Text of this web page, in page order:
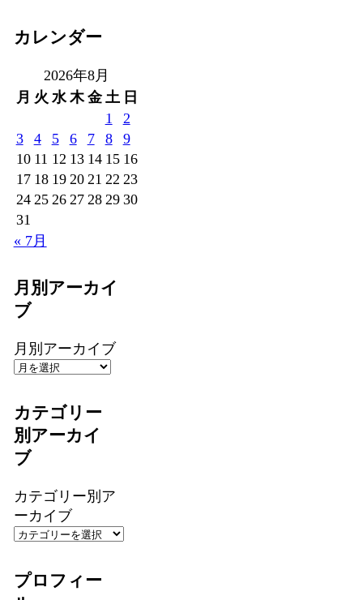
カレンダー
2026年8月
月 火 水 木 金 土 日
1
2
3
4 5 6 7 8
9
10 11 12 13 14 15 16
17 18 19 20 21 22 23
24 25 26 27 28 29 30
31
« 7月
月別アーカイ
ブ
月別アーカイブ
カテゴリー
別アーカイ
ブ
カテゴリー別ア
ーカイブ
プロフィー